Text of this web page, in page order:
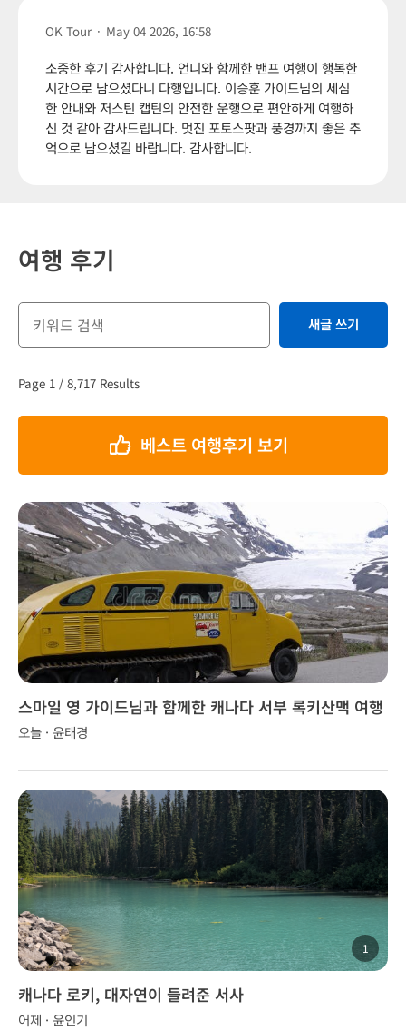
OK Tour · May 04 2026, 16:58
소중한 후기 감사합니다. 언니와 함께한 밴프 여행이 행복한
시간으로 남으셨다니 다행입니다. 이승훈 가이드님의 세심
한 안내와 저스틴 캡틴의 안전한 운행으로 편안하게 여행하
신 것 같아 감사드립니다. 멋진 포토스팟과 풍경까지 좋은 추
억으로 남으셨길 바랍니다. 감사합니다.
여행 후기
새글 쓰기
Page 1 / 8,717 Results
베스트 여행후기 보기
스마일 영 가이드님과 함께한 캐나다 서부 록키산맥 여행
오늘 · 윤태경
1
캐나다 로키, 대자연이 들려준 서사
어제 · 윤인기